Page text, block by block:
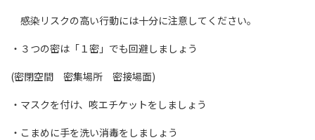
感染リスクの高い行動には十分に注意してください。
・３つの密は「１密」でも回避しましょう
(密閉空間 密集場所 密接場面)
・マスクを付け、咳エチケットをしましょう
・こまめに手を洗い消毒をしましょう